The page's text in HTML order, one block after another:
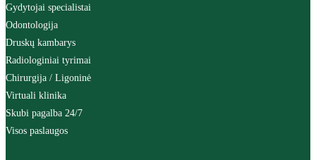
Gydytojai specialistai
Odontologija
Druskų kambarys
Radiologiniai tyrimai
Chirurgija / Ligoninė
Virtuali klinika
Skubi pagalba 24/7
Visos paslaugos